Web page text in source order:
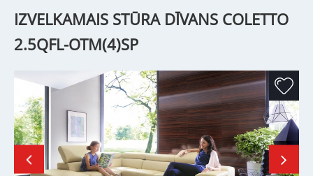
IZVELKAMAIS STŪRA DĪVANS COLETTO
2.5QFL-OTM(4)SP